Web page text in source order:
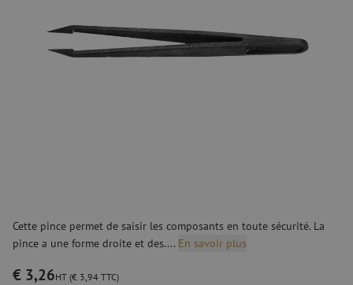
Cette pince permet de saisir les composants en toute sécurité. La
pince a une forme droite et des.... En savoir plus
€ 3,26HT (€ 3,94 TTC)